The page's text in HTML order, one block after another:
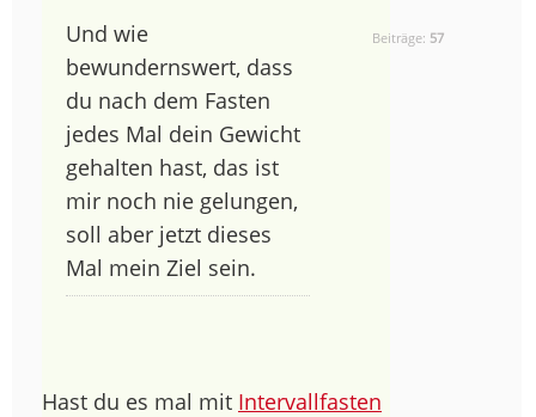
Beiträge: 57
Und wie
bewundernswert, dass
du nach dem Fasten
jedes Mal dein Gewicht
gehalten hast, das ist
mir noch nie gelungen,
soll aber jetzt dieses
Mal mein Ziel sein.
Hast du es mal mit Intervallfasten